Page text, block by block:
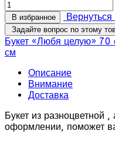
В избранное
Задайте вопрос по этому
Букет «Любя целую» 70
см
Описание
Внимание
Доставка
Букет из разноцветной
оформлении, поможет